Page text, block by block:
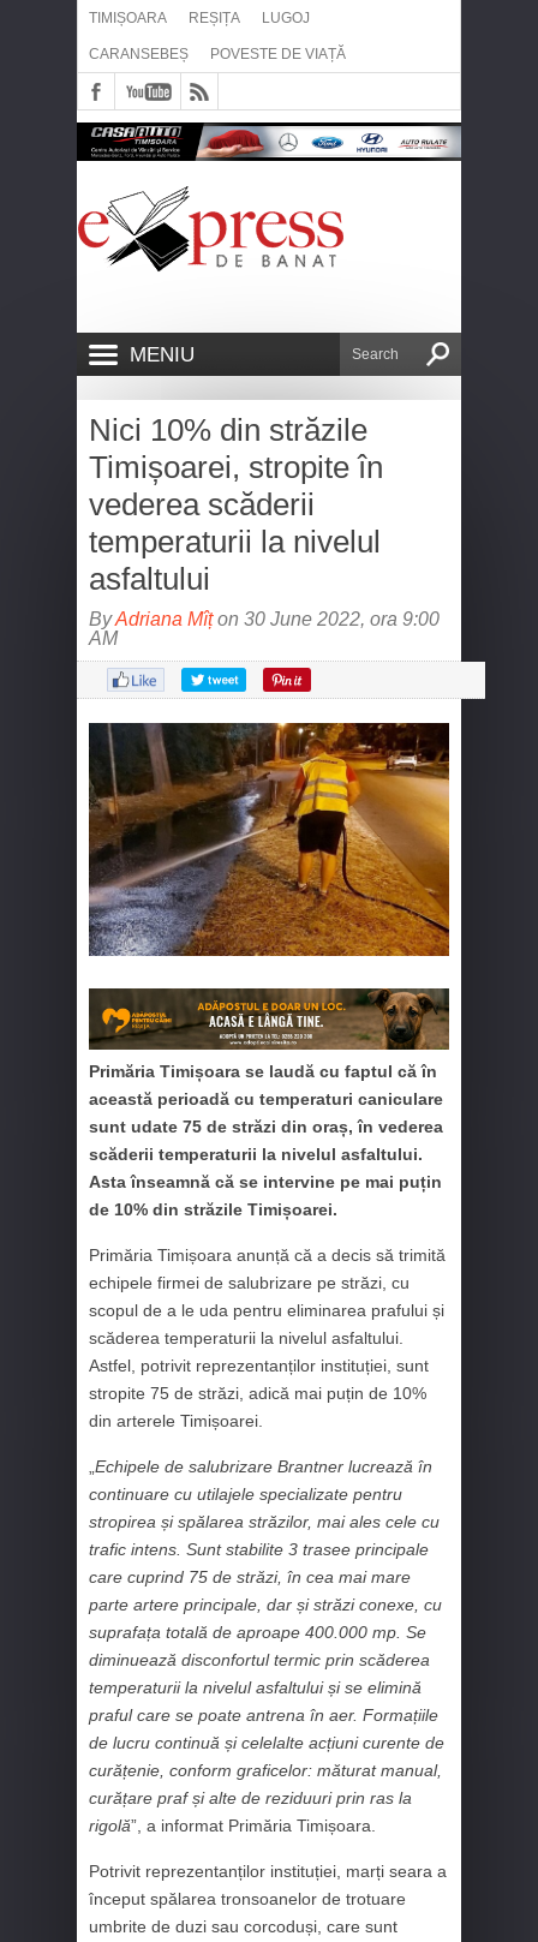
TIMIȘOARA REȘIȚA LUGOJ
CARANSEBEȘ POVESTE DE VIAȚĂ
MENIU
Nici 10% din străzile
Timișoarei, stropite în
vederea scăderii
temperaturii la nivelul
asfaltului
ByAdriana Mîțon 30 June 2022, ora 9:00
AM
Primăria Timișoara se laudă cu faptul că în
această perioadă cu temperaturi caniculare
sunt udate 75 de străzi din oraș, în vederea
scăderii temperaturii la nivelul asfaltului.
Asta înseamnă că se intervine pe mai puțin
de 10% din străzile Timișoarei.
Primăria Timișoara anunță că a decis să trimită
echipele firmei de salubrizare pe străzi, cu
scopul de a le uda pentru eliminarea prafului și
scăderea temperaturii la nivelul asfaltului.
Astfel, potrivit reprezentanților instituției, sunt
stropite 75 de străzi, adică mai puțin de 10%
din arterele Timișoarei.
Echipele de salubrizare Brantner lucrează în
continuare cu utilajele specializate pentru
stropirea și spălarea străzilor, mai ales cele cu
trafic intens. Sunt stabilite 3 trasee principale
care cuprind 75 de străzi, în cea mai mare
parte artere principale, dar și străzi conexe, cu
suprafața totală de aproape 400.000 mp. Se
diminuează disconfortul termic prin scăderea
temperaturii la nivelul asfaltului și se elimină
praful care se poate antrena în aer. Formațiile
de lucru continuă și celelalte acțiuni curente de
curățenie, conform graficelor: măturat manual,
curățare praf și alte de reziduuri prin ras la
rigolă”, a informat Primăria Timișoara.
Potrivit reprezentanților instituției, marți seara a
început spălarea tronsoanelor de trotuare
umbrite de duzi sau corcoduși, care sunt